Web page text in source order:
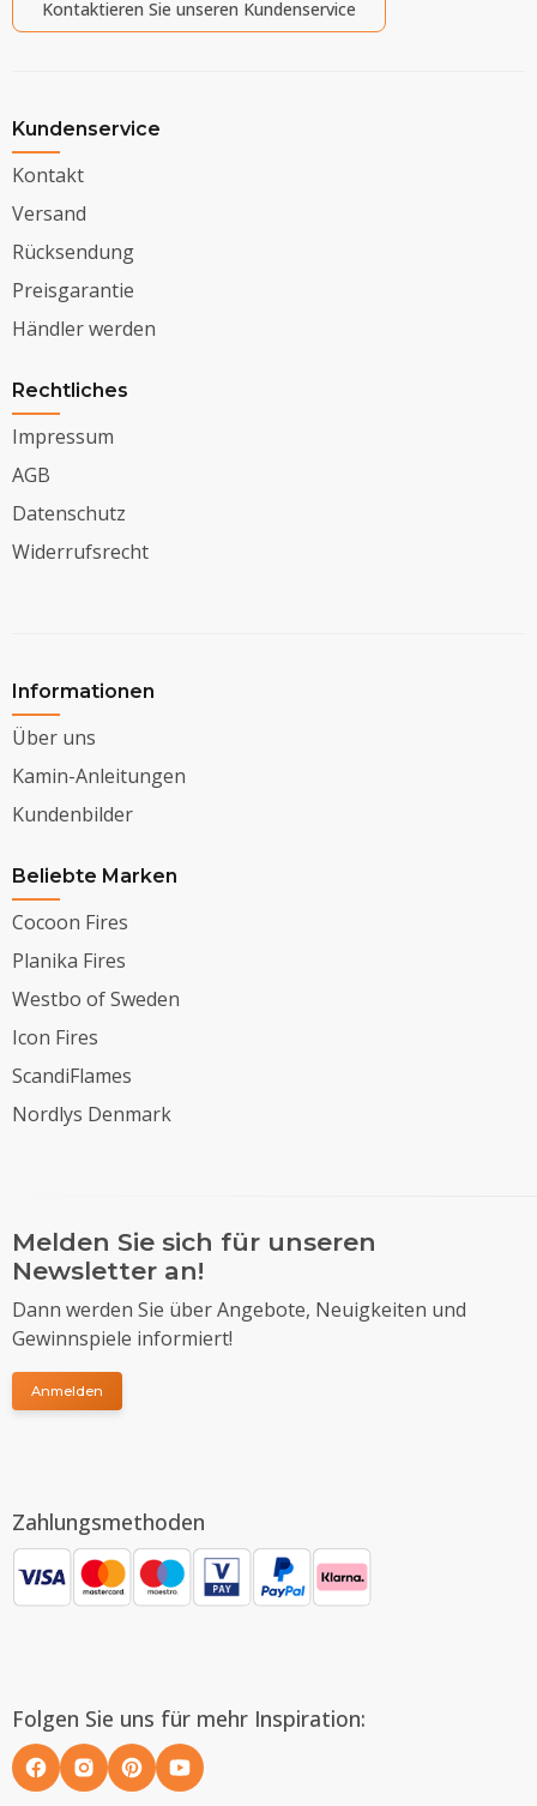
Kontaktieren Sie unseren Kundenservice
Kundenservice
Kontakt
Versand
Rücksendung
Preisgarantie
Händler werden
Rechtliches
Impressum
AGB
Datenschutz
Widerrufsrecht
Informationen
Über uns
Kamin-Anleitungen
Kundenbilder
Beliebte Marken
Cocoon Fires
Planika Fires
Westbo of Sweden
Icon Fires
ScandiFlames
Nordlys Denmark
Melden Sie sich für unseren
Newsletter an!
Dann werden Sie über Angebote, Neuigkeiten und
Gewinnspiele informiert!
Anmelden
Zahlungsmethoden
Folgen Sie uns für mehr Inspiration: